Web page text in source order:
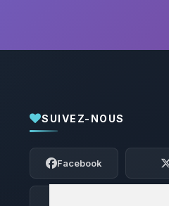
SUIVEZ-NOUS
Facebook
Youpi, enfin quelqu’un pour
Moi c’est Choupy, ton petit
BoxToPlay. Dis-moi ce dont
et je vais remuer mes petits